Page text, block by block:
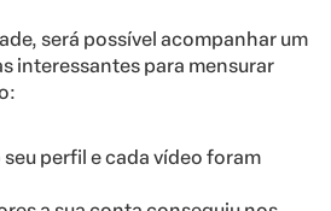
será possível acompanhar um
interessantes para mensurar
perfil e cada vídeo foram